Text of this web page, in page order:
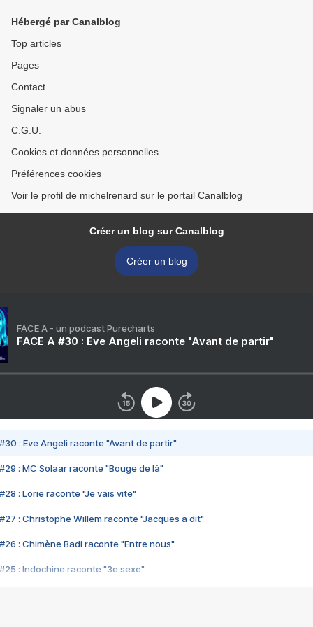
Hébergé par Canalblog
Top articles
Pages
Contact
Signaler un abus
C.G.U.
Cookies et données personnelles
Préférences cookies
Voir le profil de michelrenard sur le portail Canalblog
Créer un blog sur Canalblog
Créer un blog
FACE A - un podcast Purecharts
FACE A #30 : Eve Angeli raconte "Avant de partir"
#30 : Eve Angeli raconte "Avant de partir"
#29 : MC Solaar raconte "Bouge de là"
#28 : Lorie raconte "Je vais vite"
#27 : Christophe Willem raconte "Jacques a dit"
#26 : Chimène Badi raconte "Entre nous"
#25 : Indochine raconte "3e sexe"